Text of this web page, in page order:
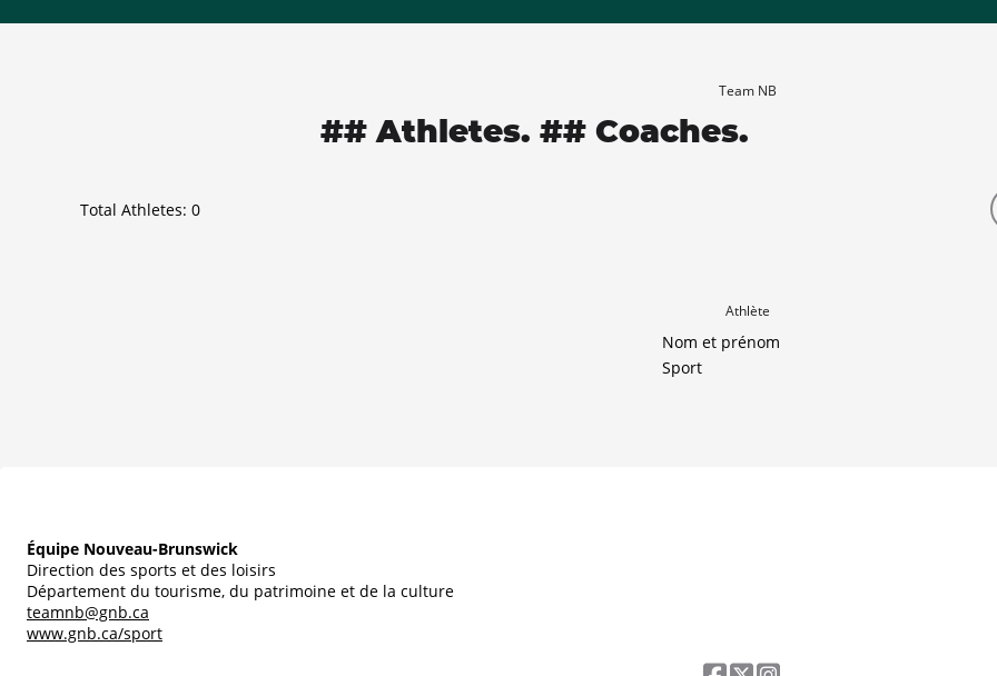
Team NB
## Athletes. ## Coaches.
Total Athletes: 0
Athlète
Nom et prénom
Sport
Équipe Nouveau-Brunswick
Direction des sports et des loisirs
Département du tourisme, du patrimoine et de la culture
teamnb@gnb.ca
www.gnb.ca/sport